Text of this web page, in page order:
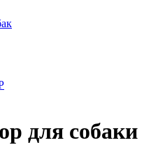
для собаки